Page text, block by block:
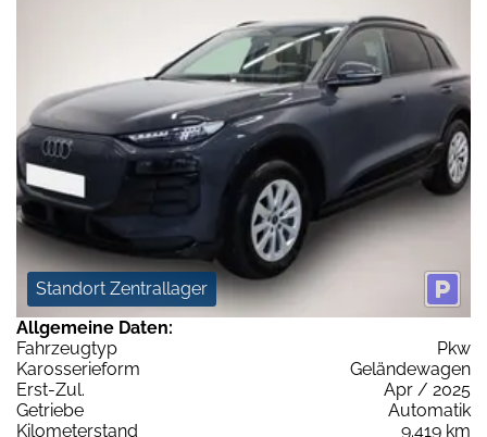
Standort Zentrallager
Allgemeine Daten:
Fahrzeugtyp
Pkw
Karosserieform
Geländewagen
Erst-Zul.
Apr / 2025
Getriebe
Automatik
Kilometerstand
9.419 km